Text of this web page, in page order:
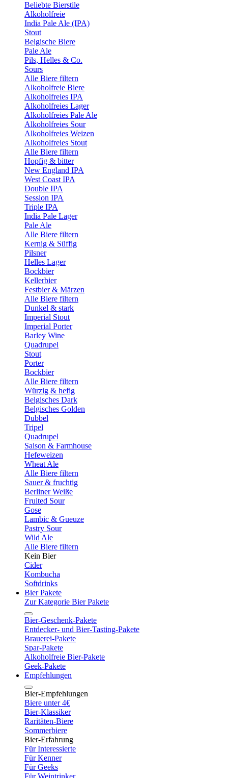
Beliebte Bierstile
Alkoholfreie
India Pale Ale (IPA)
Stout
Belgische Biere
Pale Ale
Pils, Helles & Co.
Sours
Alle Biere filtern
Alkoholfreie Biere
Alkoholfreies IPA
Alkoholfreies Lager
Alkoholfreies Pale Ale
Alkoholfreies Sour
Alkoholfreies Weizen
Alkoholfreies Stout
Alle Biere filtern
Hopfig & bitter
New England IPA
West Coast IPA
Double IPA
Session IPA
Triple IPA
India Pale Lager
Pale Ale
Alle Biere filtern
Kernig & Süffig
Pilsner
Helles Lager
Bockbier
Kellerbier
Festbier & Märzen
Alle Biere filtern
Dunkel & stark
Imperial Stout
Imperial Porter
Barley Wine
Quadrupel
Stout
Porter
Bockbier
Alle Biere filtern
Würzig & hefig
Belgisches Dark
Belgisches Golden
Dubbel
Tripel
Quadrupel
Saison & Farmhouse
Hefeweizen
Wheat Ale
Alle Biere filtern
Sauer & fruchtig
Berliner Weiße
Fruited Sour
Gose
Lambic & Gueuze
Pastry Sour
Wild Ale
Alle Biere filtern
Kein Bier
Cider
Kombucha
Softdrinks
Bier Pakete
Zur Kategorie Bier Pakete
Bier-Geschenk-Pakete
Entdecker- und Bier-Tasting-Pakete
Brauerei-Pakete
Spar-Pakete
Alkoholfreie Bier-Pakete
Geek-Pakete
Empfehlungen
Bier-Empfehlungen
Biere unter 4€
Bier-Klassiker
Raritäten-Biere
Sommerbiere
Bier-Erfahrung
Für Interessierte
Für Kenner
Für Geeks